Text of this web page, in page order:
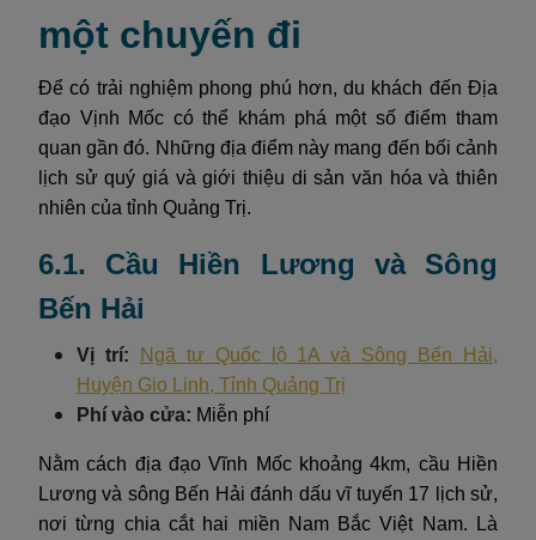
một chuyến đi
Để có trải nghiệm phong phú hơn, du khách đến Địa
đạo Vịnh Mốc có thể khám phá một số điểm tham
quan gần đó. Những địa điểm này mang đến bối cảnh
lịch sử quý giá và giới thiệu di sản văn hóa và thiên
nhiên của tỉnh Quảng Trị.
6.1. Cầu Hiền Lương và Sông
Bến Hải
Vị trí:
Ngã tư Quốc lộ 1A và Sông Bến Hải,
Huyện Gio Linh, Tỉnh Quảng Trị
Phí vào cửa: Miễn phí
Nằm cách địa đạo Vĩnh Mốc khoảng 4km, cầu Hiền
Lương và sông Bến Hải đánh dấu vĩ tuyến 17 lịch sử,
nơi từng chia cắt hai miền Nam Bắc Việt Nam. Là